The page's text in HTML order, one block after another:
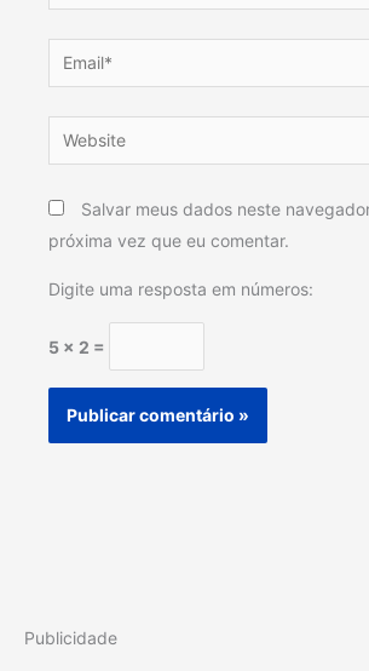
Email*
Website
Salvar meus dados neste
próxima vez que eu comentar.
Digite uma resposta em números:
5 × 2 =
Publicidade